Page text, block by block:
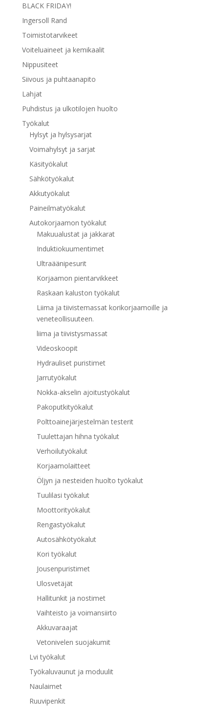
BLACK FRIDAY!
Ingersoll Rand
Toimistotarvikeet
Voiteluaineet ja kemikaalit
Nippusiteet
Siivous ja puhtaanapito
Lahjat
Puhdistus ja ulkotilojen huolto
Työkalut
Hylsyt ja hylsysarjat
Voimahylsyt ja sarjat
Käsityökalut
Sähkötyökalut
Akkutyökalut
Paineilmatyökalut
Autokorjaamon työkalut
Makuualustat ja jakkarat
Induktiokuumentimet
Ultraäänipesurit
Korjaamon pientarvikkeet
Raskaan kaluston työkalut
Liima ja tiivistemassat korikorjaamoille ja
veneteollisuuteen.
liima ja tiivistysmassat
Videoskoopit
Hydrauliset puristimet
Jarrutyökalut
Nokka-akselin ajoitustyökalut
Pakoputkityökalut
Polttoainejärjestelmän testerit
Tuulettajan hihna työkalut
Verhoilutyökalut
Korjaamolaitteet
Öljyn ja nesteiden huolto työkalut
Tuulilasi työkalut
Moottorityökalut
Rengastyökalut
Autosähkötyökalut
Kori työkalut
Jousenpuristimet
Ulosvetäjät
Hallitunkit ja nostimet
Vaihteisto ja voimansiirto
Akkuvaraajat
Vetonivelen suojakumit
Lvi työkalut
Työkaluvaunut ja moduulit
Naulaimet
Ruuvipenkit